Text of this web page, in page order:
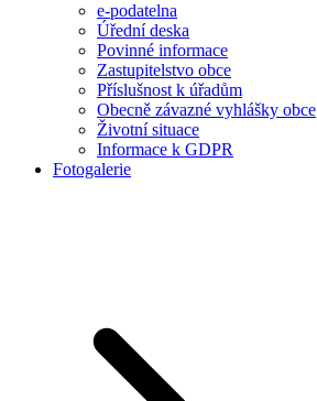
e-podatelna
Úřední deska
Povinné informace
Zastupitelstvo obce
Příslušnost k úřadům
Obecně závazné vyhlášky obce
Životní situace
Informace k GDPR
Fotogalerie